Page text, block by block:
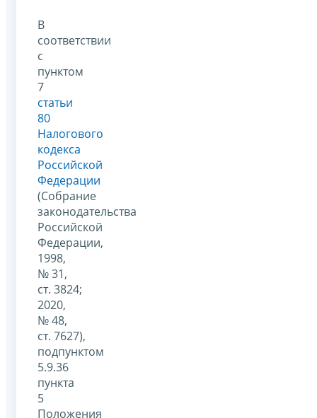
В
соответствии
с
пунктом
7
статьи
80
Налогового
кодекса
Российской
Федерации
(Собрание
законодательства
Российской
Федерации,
1998,
№ 31,
ст. 3824;
2020,
№ 48,
ст. 7627),
подпунктом
5.9.36
пункта
5
Положения